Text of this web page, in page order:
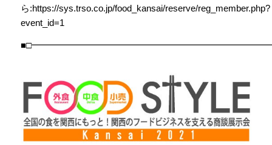
ら:https://sys.trso.co.jp/food_kansai/reserve/reg_member.php?
event_id=1